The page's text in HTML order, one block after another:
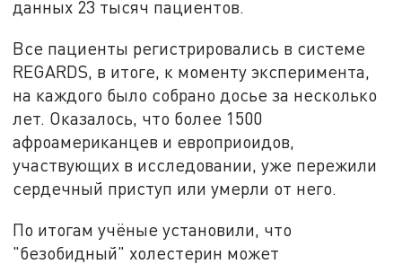
данных 23 тысяч пациентов.
Все пациенты регистрировались в системе
REGARDS, в итоге, к моменту эксперимента,
на каждого было собрано досье за несколько
лет. Оказалось, что более 1500
афроамериканцев и европриоидов,
участвующих в исследовании, уже пережили
сердечный приступ или умерли от него.
По итогам учёные установили, что
"безобидный" холестерин может